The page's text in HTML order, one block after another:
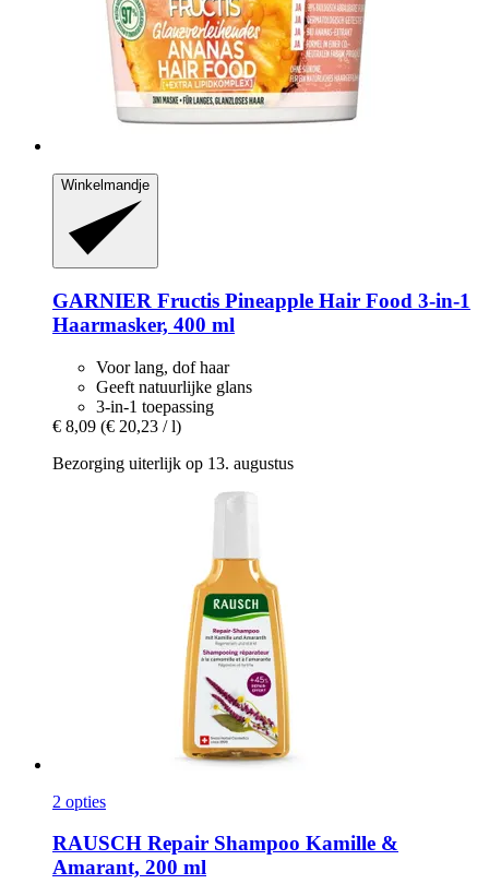
Winkelmandje
GARNIER Fructis Pineapple Hair Food 3-​in-​1
Haarmasker, 400 ml
Voor lang, dof haar
Geeft natuurlijke glans
3-in-1 toepassing
€ 8,09 (€ 20,23 / l)
Bezorging uiterlijk op 13. augustus
2 opties
RAUSCH Repair Shampoo Kamille &
Amarant, 200 ml